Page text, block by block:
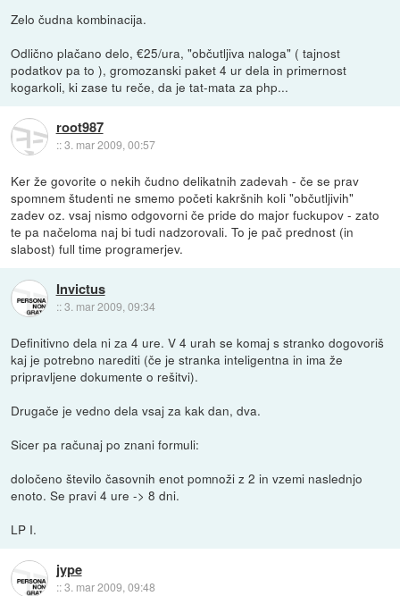
Zelo čudna kombinacija.
Odlično plačano delo, €25/ura, "občutljiva naloga" ( tajnost
podatkov pa to ), gromozanski paket 4 ur dela in primernost
kogarkoli, ki zase tu reče, da je tat-mata za php...
root987
::3. mar 2009, 00:57
Ker že govorite o nekih čudno delikatnih zadevah - če se prav
spomnem študenti ne smemo početi kakršnih koli "občutljivih"
zadev oz. vsaj nismo odgovorni če pride do major fuckupov - zato
te pa načeloma naj bi tudi nadzorovali. To je pač prednost (in
slabost) full time programerjev.
Invictus
::3. mar 2009, 09:34
Definitivno dela ni za 4 ure. V 4 urah se komaj s stranko dogovoriš
kaj je potrebno narediti (če je stranka inteligentna in ima že
pripravljene dokumente o rešitvi).
Drugače je vedno dela vsaj za kak dan, dva.
Sicer pa računaj po znani formuli:
določeno število časovnih enot pomnoži z 2 in vzemi naslednjo
enoto. Se pravi 4 ure -> 8 dni.
LP I.
jype
::3. mar 2009, 09:48